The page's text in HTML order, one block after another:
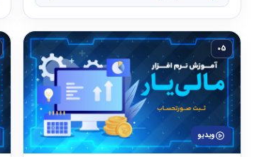
05
ویدیو